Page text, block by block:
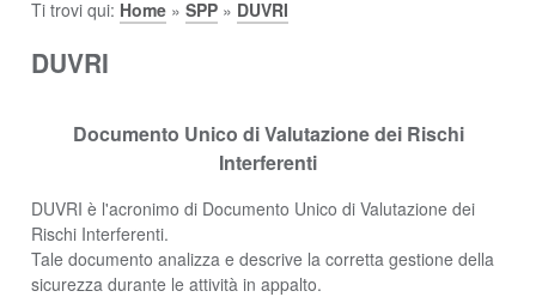
Ti trovi qui: Home » SPP » DUVRI
DUVRI
Documento Unico di Valutazione dei Rischi
Interferenti
DUVRI è l'acronimo di Documento Unico di Valutazione dei
Rischi Interferenti.
Tale documento analizza e descrive la corretta gestione della
sicurezza durante le attività in appalto.